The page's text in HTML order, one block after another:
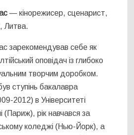
— кінорежисер, сценарист,
Литва.
зарекомендував себе як
оповідач із глибоко
творчим доробком.
ступінь бакалавра
2012) в Університеті
(Париж), рік навчався за
коледжі (Нью-Йорк), а